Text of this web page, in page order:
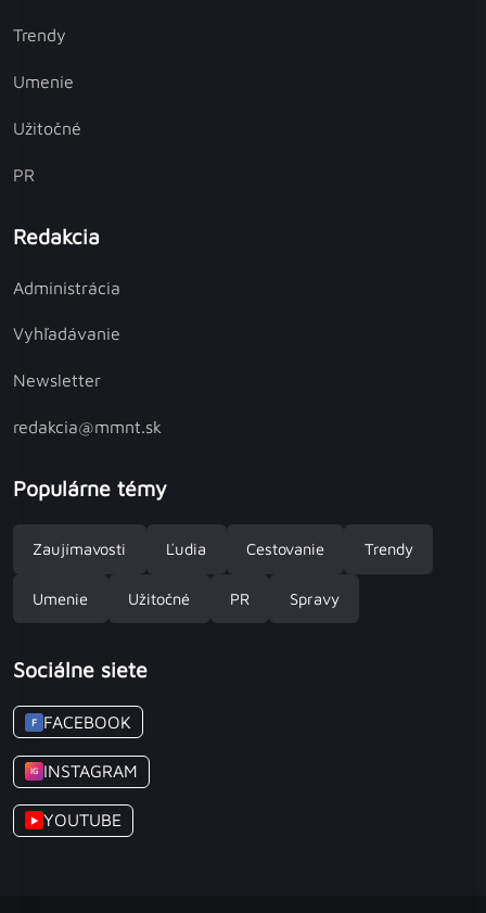
Trendy
Umenie
Užitočné
PR
Redakcia
Administrácia
Vyhľadávanie
Newsletter
redakcia@mmnt.sk
Populárne témy
Zaujímavosti Ľudia Cestovanie Trendy
Umenie Užitočné PR Spravy
Sociálne siete
F FACEBOOK
IG INSTAGRAM
▶ YOUTUBE